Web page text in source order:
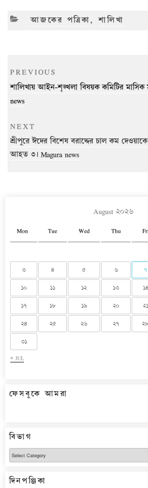
CATEGORIES
আজকের পত্রিকা,শালিখা
Post
navigation
Previous
Post
PREVIOUS
শালিখায় আইন-শৃঙ্খলা বিষয়ক কমিটির মাসিক
news
Next
Post
NEXT
শ্রীপুরে ঈদের বিশেষ বরাদ্দের চাল কম
আহত ৩। Magura news
August ২০২৬
Mon Tue Wed Thu
« JUL
৩ ৪ ৫ ৬ ৭
১০ ১১ ১২ ১৩ ১৪
১৭ ১৮ ১৯ ২০ ২১
২৪ ২৫ ২৬ ২৭ ২৮
৩১
ফেসবুকে আমরা
বিভাগ
বিভাগ
দিনপঞ্জিকা